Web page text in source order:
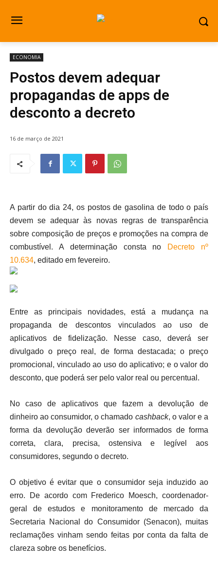
ECONOMIA
Postos devem adequar
propagandas de apps de
desconto a decreto
16 de março de 2021
A partir do dia 24, os postos de gasolina de todo o país
devem se adequar às novas regras de transparência
sobre composição de preços e promoções na compra de
combustível. A determinação consta no
Decreto nº
10.634, editado em fevereiro.
Entre as principais novidades, está a mudança na
propaganda de descontos vinculados ao uso de
aplicativos de fidelização. Nesse caso, deverá ser
divulgado o preço real, de forma destacada; o preço
promocional, vinculado ao uso do aplicativo; e o valor do
desconto, que poderá ser pelo valor real ou percentual.
No caso de aplicativos que fazem a devolução de
dinheiro ao consumidor, o chamado cashback, o valor e a
forma da devolução deverão ser informados de forma
correta, clara, precisa, ostensiva e legível aos
consumidores, segundo o decreto.
O objetivo é evitar que o consumidor seja induzido ao
erro. De acordo com Frederico Moesch, coordenador-
geral de estudos e monitoramento de mercado da
Secretaria Nacional do Consumidor (Senacon), muitas
reclamações vinham sendo feitas por conta da falta de
clareza sobre os benefícios.